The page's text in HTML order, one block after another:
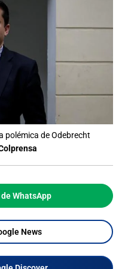
polémica de Odebrecht
WhatsApp
News